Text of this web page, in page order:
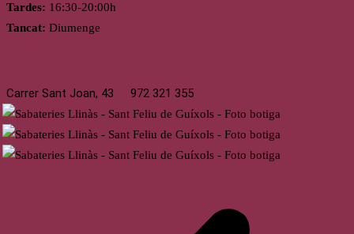
Tardes: 16:30-20:00h
Tancat: Diumenge
Carrer Sant Joan, 43 972 321 355